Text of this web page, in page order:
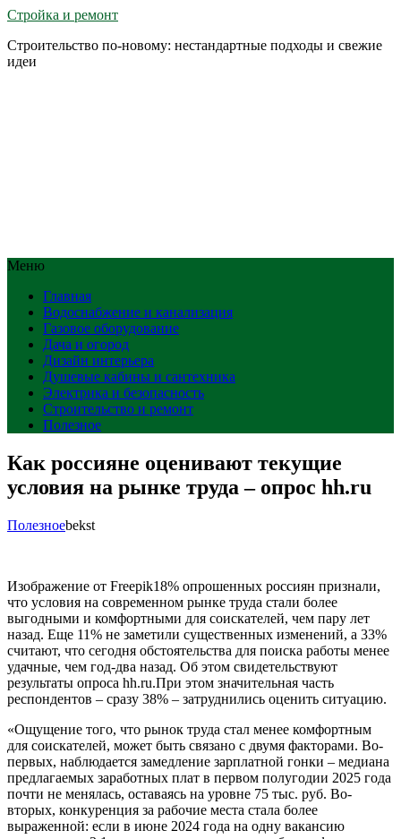
Стройка и ремонт
Строительство по-новому: нестандартные подходы и свежие
идеи
Меню
Главная
Водоснабжение и канализация
Газовое оборудование
Дача и огород
Дизайн интерьера
Душевые кабины и сантехника
Электрика и безопасность
Строительство и ремонт
Полезное
Как россияне оценивают текущие
условия на рынке труда – опрос hh.ru
Полезноеbekst
Изображение от Freepik18% опрошенных россиян признали,
что условия на современном рынке труда стали более
выгодными и комфортными для соискателей, чем пару лет
назад. Еще 11% не заметили существенных изменений, а 33%
считают, что сегодня обстоятельства для поиска работы менее
удачные, чем год-два назад. Об этом свидетельствуют
результаты опроса hh.ru.При этом значительная часть
респондентов – сразу 38% – затруднились оценить ситуацию.
«Ощущение того, что рынок труда стал менее комфортным
для соискателей, может быть связано с двумя факторами. Во-
первых, наблюдается замедление зарплатной гонки – медиана
предлагаемых заработных плат в первом полугодии 2025 года
почти не менялась, оставаясь на уровне 75 тыс. руб. Во-
вторых, конкуренция за рабочие места стала более
выраженной: если в июне 2024 года на одну вакансию